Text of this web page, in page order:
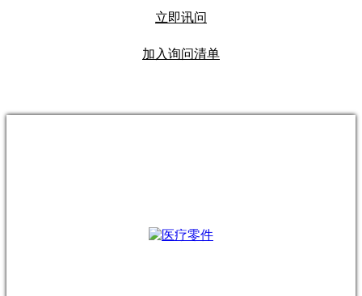
立即讯问
加入询问清单